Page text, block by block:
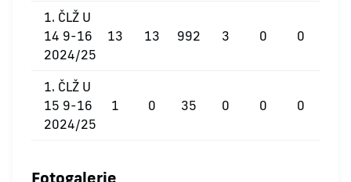
1. ČLŽ U
14 9-16
2024/25
13 13 992 3 0 0
1. ČLŽ U
15 9-16
2024/25
1 0 35 0 0 0
Fotogalerie